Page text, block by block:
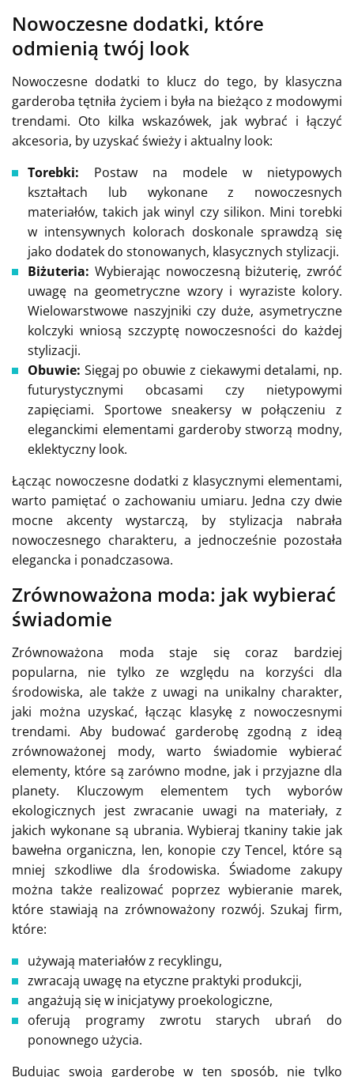
Nowoczesne dodatki, które
odmienią twój look
Nowoczesne dodatki to klucz do tego, by klasyczna
garderoba tętniła życiem i była na bieżąco z modowymi
trendami. Oto kilka wskazówek, jak wybrać i łączyć
akcesoria, by uzyskać świeży i aktualny look:
Torebki: Postaw na modele w nietypowych
kształtach lub wykonane z nowoczesnych
materiałów, takich jak winyl czy silikon. Mini torebki
w intensywnych kolorach doskonale sprawdzą się
jako dodatek do stonowanych, klasycznych stylizacji.
Biżuteria: Wybierając nowoczesną biżuterię, zwróć
uwagę na geometryczne wzory i wyraziste kolory.
Wielowarstwowe naszyjniki czy duże, asymetryczne
kolczyki wniosą szczyptę nowoczesności do każdej
stylizacji.
Obuwie: Sięgaj po obuwie z ciekawymi detalami, np.
futurystycznymi obcasami czy nietypowymi
zapięciami. Sportowe sneakersy w połączeniu z
eleganckimi elementami garderoby stworzą modny,
eklektyczny look.
Łącząc nowoczesne dodatki z klasycznymi elementami,
warto pamiętać o zachowaniu umiaru. Jedna czy dwie
mocne akcenty wystarczą, by stylizacja nabrała
nowoczesnego charakteru, a jednocześnie pozostała
elegancka i ponadczasowa.
Zrównoważona moda: jak wybierać
świadomie
Zrównoważona moda staje się coraz bardziej
popularna, nie tylko ze względu na korzyści dla
środowiska, ale także z uwagi na unikalny charakter,
jaki można uzyskać, łącząc klasykę z nowoczesnymi
trendami. Aby budować garderobę zgodną z ideą
zrównoważonej mody, warto świadomie wybierać
elementy, które są zarówno modne, jak i przyjazne dla
planety. Kluczowym elementem tych wyborów
ekologicznych jest zwracanie uwagi na materiały, z
jakich wykonane są ubrania. Wybieraj tkaniny takie jak
bawełna organiczna, len, konopie czy Tencel, które są
mniej szkodliwe dla środowiska. Świadome zakupy
można także realizować poprzez wybieranie marek,
które stawiają na zrównoważony rozwój. Szukaj firm,
które:
używają materiałów z recyklingu,
zwracają uwagę na etyczne praktyki produkcji,
angażują się w inicjatywy proekologiczne,
oferują programy zwrotu starych ubrań do
ponownego użycia.
Budując swoją garderobę w ten sposób, nie tylko